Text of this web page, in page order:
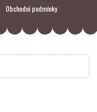
Obchodní podmínky